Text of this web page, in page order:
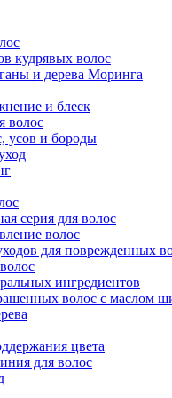
кудрявых волос
и дерева Моринга
и блеск
волос
усов и бороды
серия для волос
волос
для поврежденных
ингредиентов
волос с маслом
цвета
для волос